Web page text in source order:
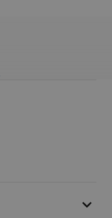
keyboard_arrow_down